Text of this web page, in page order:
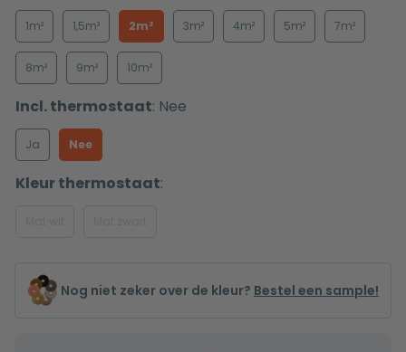
1m² 1,5m² 2m² 3m² 4m² 5m² 7m²
8m² 9m² 10m²
Incl. thermostaat: Nee
Ja Nee
Kleur thermostaat:
Nog niet zeker over de kleur? Bestel een sample!